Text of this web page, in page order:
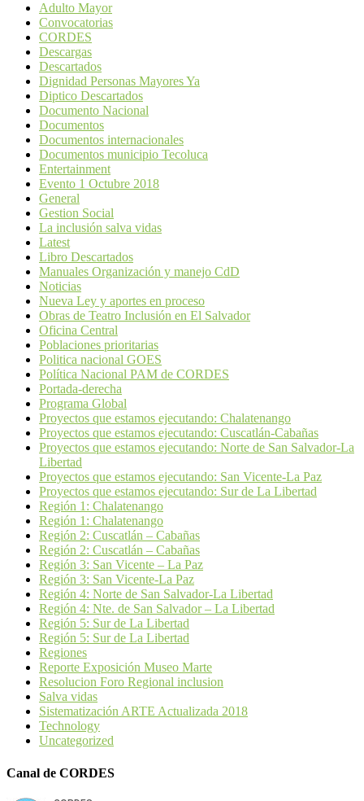
Adulto Mayor
Convocatorias
CORDES
Descargas
Descartados
Dignidad Personas Mayores Ya
Diptico Descartados
Documento Nacional
Documentos
Documentos internacionales
Documentos municipio Tecoluca
Entertainment
Evento 1 Octubre 2018
General
Gestion Social
La inclusión salva vidas
Latest
Libro Descartados
Manuales Organización y manejo CdD
Noticias
Nueva Ley y aportes en proceso
Obras de Teatro Inclusión en El Salvador
Oficina Central
Poblaciones prioritarias
Politica nacional GOES
Política Nacional PAM de CORDES
Portada-derecha
Programa Global
Proyectos que estamos ejecutando: Chalatenango
Proyectos que estamos ejecutando: Cuscatlán-Cabañas
Proyectos que estamos ejecutando: Norte de San Salvador-La
Libertad
Proyectos que estamos ejecutando: San Vicente-La Paz
Proyectos que estamos ejecutando: Sur de La Libertad
Región 1: Chalatenango
Región 1: Chalatenango
Región 2: Cuscatlán – Cabañas
Región 2: Cuscatlán – Cabañas
Región 3: San Vicente – La Paz
Región 3: San Vicente-La Paz
Región 4: Norte de San Salvador-La Libertad
Región 4: Nte. de San Salvador – La Libertad
Región 5: Sur de La Libertad
Región 5: Sur de La Libertad
Regiones
Reporte Exposición Museo Marte
Resolucion Foro Regional inclusion
Salva vidas
Sistematización ARTE Actualizada 2018
Technology
Uncategorized
Canal de CORDES